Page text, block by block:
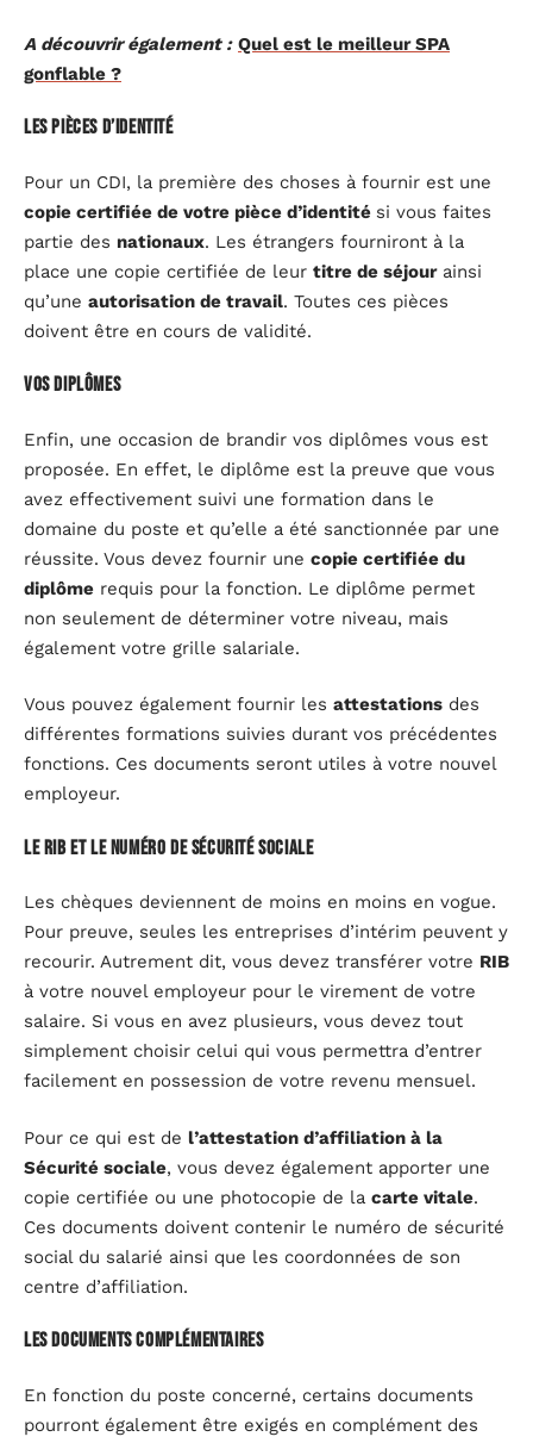
A découvrir également : Quel est le meilleur SPA
gonflable ?
Les pièces d’identité
Pour un CDI, la première des choses à fournir est une
copie certifiée de votre pièce d’identité si vous faites
partie des nationaux. Les étrangers fourniront à la
place une copie certifiée de leur titre de séjourainsi
qu’une autorisation de travail. Toutes ces pièces
doivent être en cours de validité.
Vos diplômes
Enfin, une occasion de brandir vos diplômes vous est
proposée. En effet, le diplôme est la preuve que vous
avez effectivement suivi une formation dans le
domaine du poste et qu’elle a été sanctionnée par une
réussite. Vous devez fournir une copie certifiée du
diplôme requis pour la fonction. Le diplôme permet
non seulement de déterminer votre niveau, mais
également votre grille salariale.
Vous pouvez également fournir les attestations des
différentes formations suivies durant vos précédentes
fonctions. Ces documents seront utiles à votre nouvel
employeur.
Le RIB et le numéro de sécurité sociale
Les chèques deviennent de moins en moins en vogue.
Pour preuve, seules les entreprises d’intérim peuvent y
recourir. Autrement dit, vous devez transférer votre RIB
à votre nouvel employeur pour le virement de votre
salaire. Si vous en avez plusieurs, vous devez tout
simplement choisir celui qui vous permettra d’entrer
facilement en possession de votre revenu mensuel.
Pour ce qui est de l’attestation d’affiliation à la
Sécurité sociale, vous devez également apporter une
copie certifiée ou une photocopie de la carte vitale.
Ces documents doivent contenir le numéro de sécurité
social du salarié ainsi que les coordonnées de son
centre d’affiliation.
Les documents complémentaires
En fonction du poste concerné, certains documents
pourront également être exigés en complément des